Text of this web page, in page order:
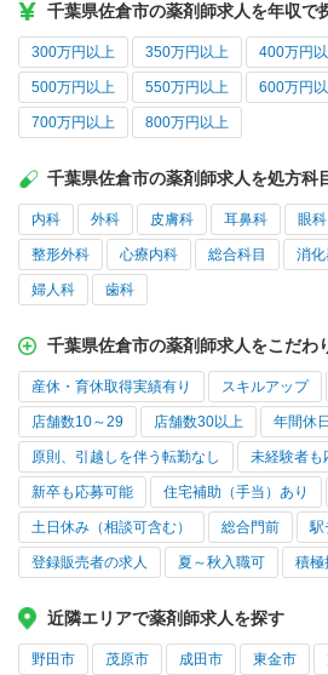
千葉県佐倉市の薬剤師求人を年収で
300万円以上 350万円以上 400万円
500万円以上 550万円以上 600万円
700万円以上 800万円以上
千葉県佐倉市の薬剤師求人を処方科
内科 外科 皮膚科 耳鼻科 眼科
整形外科 心療内科 総合科目 消
婦人科 歯科
千葉県佐倉市の薬剤師求人をこだわ
産休・育休取得実績有り スキルアップ
店舗数10～29 店舗数30以上 年間休
原則、引越しを伴う転勤なし 未経験者も
新卒も応募可能 住宅補助（手当）あり
土日休み（相談可含む） 総合門前 駅
登録販売者の求人 夏～秋入職可 積極
近隣エリアで薬剤師求人を探す
野田市 茂原市 成田市 東金市